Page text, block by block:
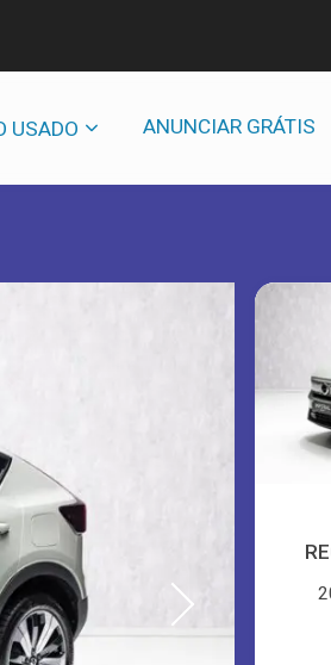
USADO ANUNCIAR GRÁTIS